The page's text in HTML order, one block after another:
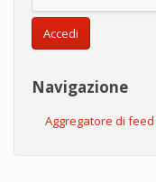
Accedi
Navigazione
Aggregatore di feed